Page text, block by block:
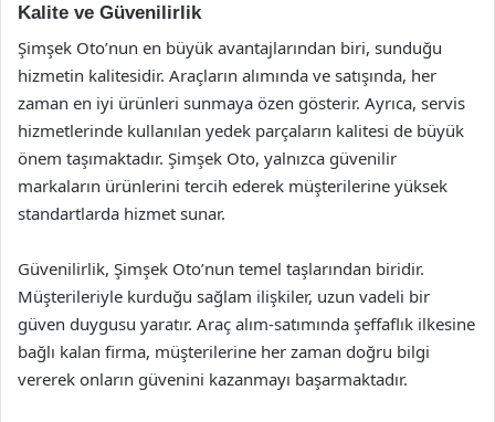
Kalite ve Güvenilirlik
Şimşek Oto’nun en büyük avantajlarından biri, sunduğu
hizmetin kalitesidir. Araçların alımında ve satışında, her
zaman en iyi ürünleri sunmaya özen gösterir. Ayrıca, servis
hizmetlerinde kullanılan yedek parçaların kalitesi de büyük
önem taşımaktadır. Şimşek Oto, yalnızca güvenilir
markaların ürünlerini tercih ederek müşterilerine yüksek
standartlarda hizmet sunar.
Güvenilirlik, Şimşek Oto’nun temel taşlarından biridir.
Müşterileriyle kurduğu sağlam ilişkiler, uzun vadeli bir
güven duygusu yaratır. Araç alım-satımında şeffaflık ilkesine
bağlı kalan firma, müşterilerine her zaman doğru bilgi
vererek onların güvenini kazanmayı başarmaktadır.